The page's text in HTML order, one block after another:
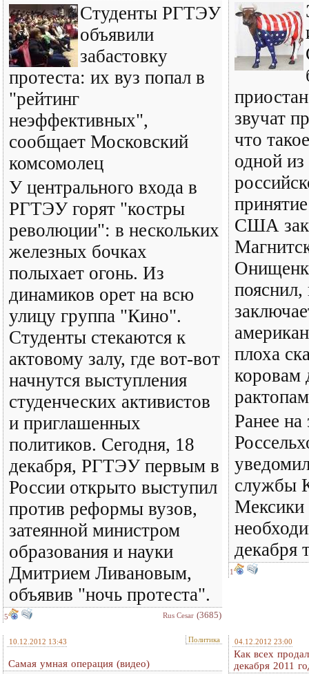
Студенты РГТЭУ
объявили
забастовку
протеста: их вуз попал в
"рейтинг
неэффективных",
сообщает Московский
комсомолец
У центрального входа в
РГТЭУ горят "костры
революции": в нескольких
железных бочках
полыхает огонь. Из
динамиков орет на всю
улицу группа "Кино".
Студенты стекаются к
актовому залу, где вот-вот
начнутся выступления
студенческих активистов
и приглашенных
политиков. Сегодня, 18
декабря, РГТЭУ первым в
России открыто выступил
против реформы вузов,
затеянной министром
образования и науки
Дмитрием Ливановым,
объявив "ночь протеста".
5 Rus Cesar (3685)
звучат
что
одной из
США
плоха
коровам
Ранее на
службы
Мексики
декабря
1
10.12.2012 13:43 Политика
Самая умная операция (видео)
04.12.2012 23:00
Как всех
декабря 2011